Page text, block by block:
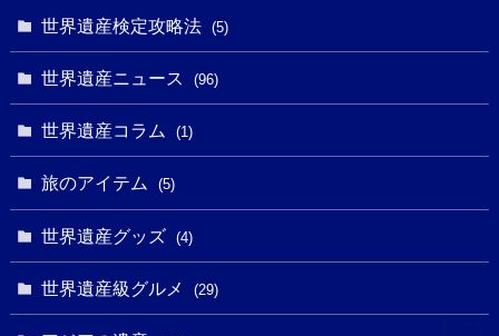
(5)
(18)
(4)
(2)
(1)
(27)
(10)(9)
(3)
(5)
世界遺産検定攻略法 (5)
世界遺産ニュース (96)
世界遺産コラム (1)
旅のアイテム (5)
世界遺産グッズ (4)
世界遺産級グルメ (29)